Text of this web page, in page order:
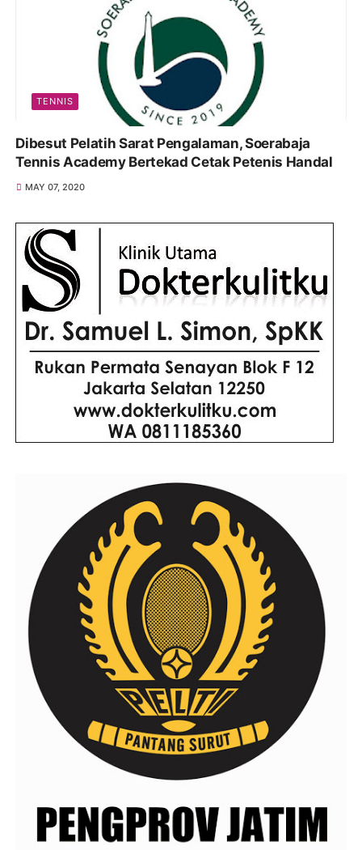
TENNIS
Dibesut Pelatih Sarat Pengalaman, Soerabaja
Tennis Academy Bertekad Cetak Petenis Handal
MAY 07, 2020